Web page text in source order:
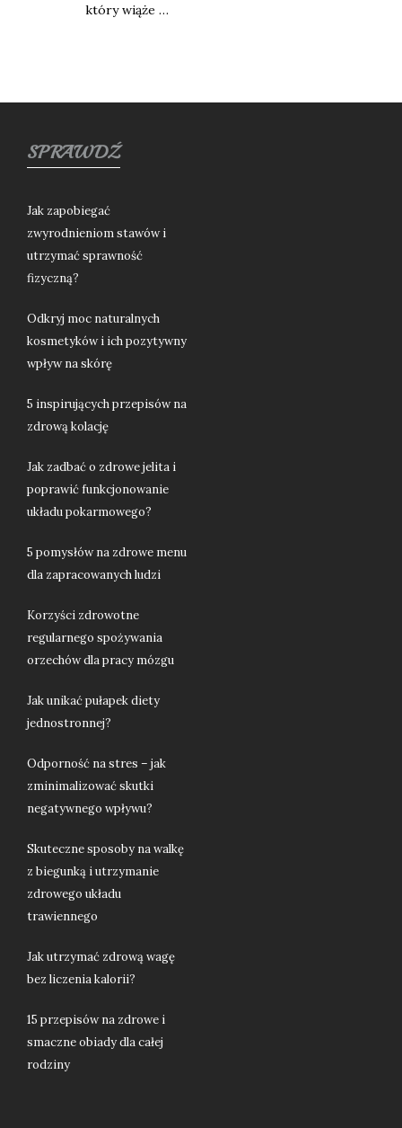
który wiąże …
SPRAWDŹ
Jak zapobiegać
zwyrodnieniom stawów i
utrzymać sprawność
fizyczną?
Odkryj moc naturalnych
kosmetyków i ich pozytywny
wpływ na skórę
5 inspirujących przepisów na
zdrową kolację
Jak zadbać o zdrowe jelita i
poprawić funkcjonowanie
układu pokarmowego?
5 pomysłów na zdrowe menu
dla zapracowanych ludzi
Korzyści zdrowotne
regularnego spożywania
orzechów dla pracy mózgu
Jak unikać pułapek diety
jednostronnej?
Odporność na stres – jak
zminimalizować skutki
negatywnego wpływu?
Skuteczne sposoby na walkę
z biegunką i utrzymanie
zdrowego układu
trawiennego
Jak utrzymać zdrową wagę
bez liczenia kalorii?
15 przepisów na zdrowe i
smaczne obiady dla całej
rodziny